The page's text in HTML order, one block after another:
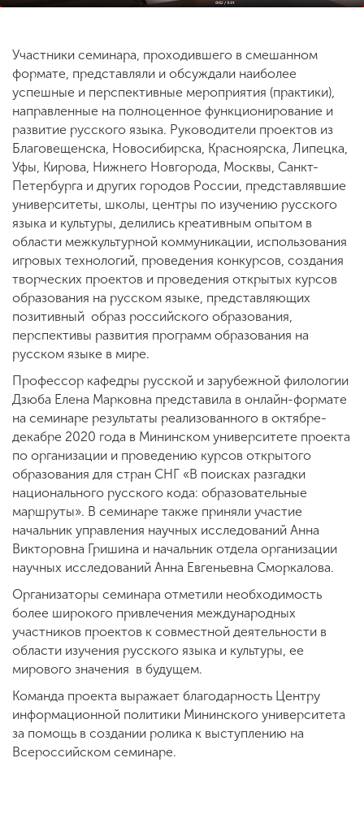
Участники семинара, проходившего в смешанном
формате, представляли и обсуждали наиболее
успешные и перспективные мероприятия (практики),
направленные на полноценное функционирование и
развитие русского языка. Руководители проектов из
Благовещенска, Новосибирска, Красноярска, Липецка,
Уфы, Кирова, Нижнего Новгорода, Москвы, Санкт-
Петербурга и других городов России, представлявшие
университеты, школы, центры по изучению русского
языка и культуры, делились креативным опытом в
области межкультурной коммуникации, использования
игровых технологий, проведения конкурсов, создания
творческих проектов и проведения открытых курсов
образования на русском языке, представляющих
позитивный образ российского образования,
перспективы развития программ образования на
русском языке в мире.
Профессор кафедры русской и зарубежной филологии
Дзюба Елена Марковна представила в онлайн-формате
на семинаре результаты реализованного в октябре-
декабре 2020 года в Мининском университете проекта
по организации и проведению курсов открытого
образования для стран СНГ «В поисках разгадки
национального русского кода: образовательные
маршруты». В семинаре также приняли участие
начальник управления научных исследований Анна
Викторовна Гришина и начальник отдела организации
научных исследований Анна Евгеньевна Сморкалова.
Организаторы семинара отметили необходимость
более широкого привлечения международных
участников проектов к совместной деятельности в
области изучения русского языка и культуры, ее
мирового значения в будущем.
Команда проекта выражает благодарность Центру
информационной политики Мининского университета
за помощь в создании ролика к выступлению на
Всероссийском семинаре.